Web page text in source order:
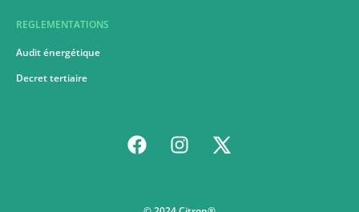
REGLEMENTATIONS
Audit énergétique
Decret tertiaire